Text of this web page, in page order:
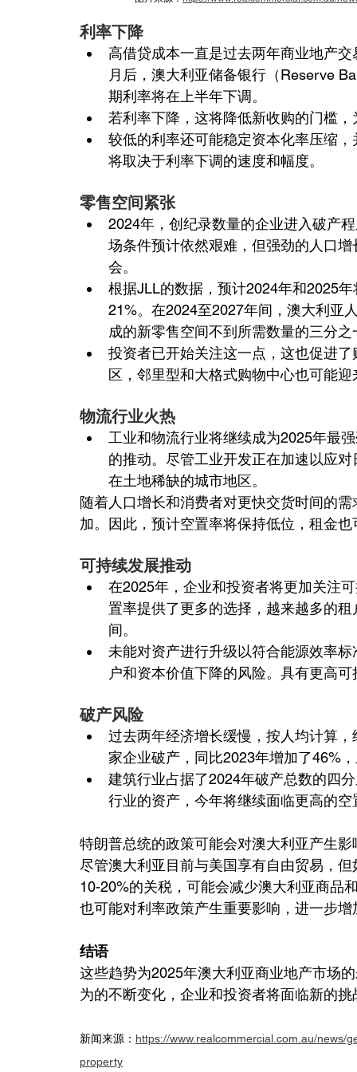
利率下降
高借贷成本一直是过去两年商业地产
月后，澳大利亚储备银行（Reserve
期利率将在上半年下调。
若利率下降，这将降低新收购的门槛
较低的利率还可能稳定资本化率压缩
将取决于利率下调的速度和幅度。
零售空间紧张
2024年，创纪录数量的企业进入破产
场条件预计依然艰难，但强劲的人口
会。
根据JLL的数据，预计2024年和2025
21%。在2024至2027年间，澳大利亚
成的新零售空间不到所需数量的三分之
投资者已开始关注这一点，这也促进
区，邻里型和大格式购物中心也可能
物流行业火热
工业和物流行业将继续成为2025年最
的推动。尽管工业开发正在加速以应
在土地稀缺的城市地区。
随着人口增长和消费者对更快交货时间的
加。因此，预计空置率将保持低位，租金
可持续发展推动
在2025年，企业和投资者将更加关注
置率提供了更多的选择，越来越多的
间。
未能对资产进行升级以符合能源效率
户和资本价值下降的风险。具有更高
破产风险
过去两年经济增长缓慢，按人均计算
家企业破产，同比2023年增加了46%
建筑行业占据了2024年破产总数的四
行业的资产，今年将继续面临更高的空
特朗普总统的政策可能会对澳大利亚产生影
尽管澳大利亚目前与美国享有自由贸易，
10-20%的关税，可能会减少澳大利亚商品
也可能对利率政策产生重要影响，进一步
结语
这些趋势为2025年澳大利亚商业地产市场
为的不断变化，企业和投资者将面临新的挑
新闻来源： https://www.realcommercial.com.au/news/
property